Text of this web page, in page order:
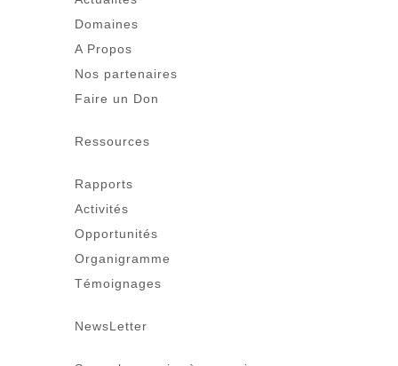
Domaines
A Propos
Nos partenaires
Faire un Don
Ressources
Rapports
Activités
Opportunités
Organigramme
Témoignages
NewsLetter